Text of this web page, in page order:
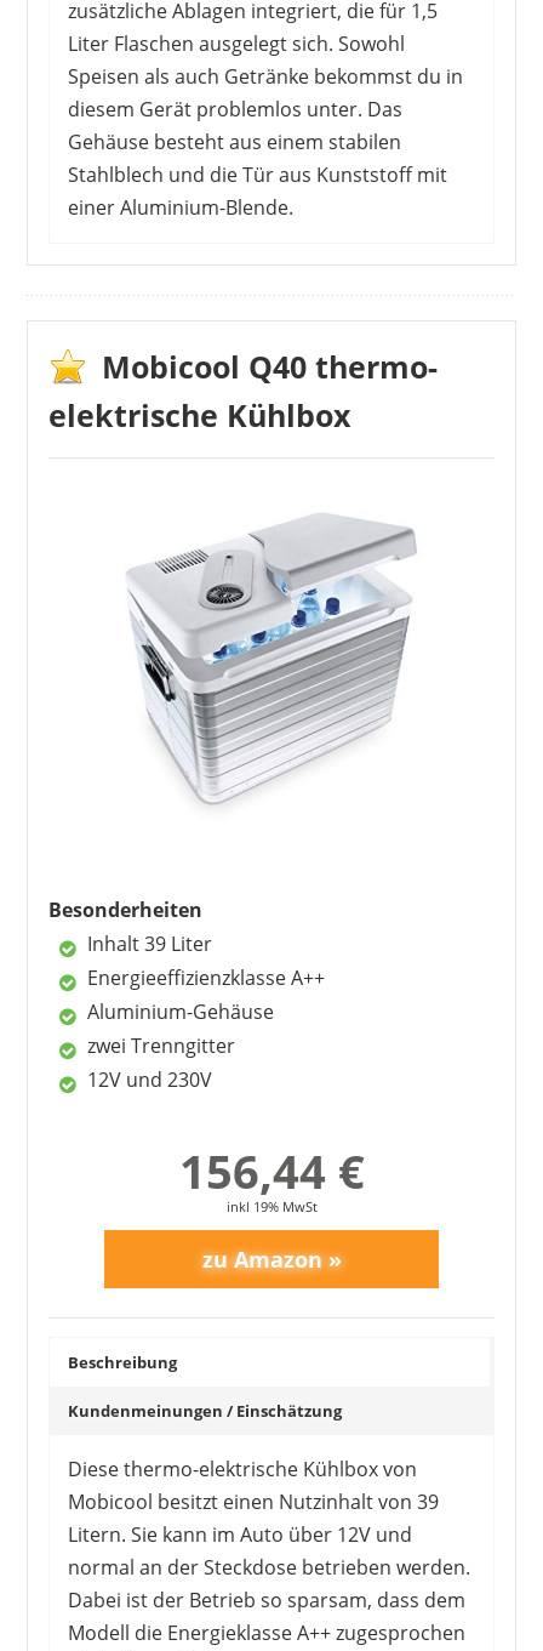
zusätzliche Ablagen integriert, die für 1,5
Liter Flaschen ausgelegt sich. Sowohl
Speisen als auch Getränke bekommst du in
diesem Gerät problemlos unter. Das
Gehäuse besteht aus einem stabilen
Stahlblech und die Tür aus Kunststoff mit
einer Aluminium-Blende.
Manche Kunden nutzen den kleinen
Kühlschrank im Wohnmobil, andere unterwegs.
Mit allen drei Betriebsarten erreicht er eine sehr
gute Kühlleistung. Darüber hinaus ist er gut zu
bedienen und der Türanschlag kann sogar
umgebaut werden. Nach dem ersten
Einschalten ist die Kühlleistung nach etwa 5
Betriebsmodi geht über einen einfachen
Wahlschalter. Von der Kühlleistung sind viele
Kunden sehr positiv überrascht. Sie vermissen
aber eine Lampe, die den Betrieb bestätigt.
Schließlich läuft das Modell sehr geräuscharm
und ist kaum zu hören.
drei Betriebsarten
keine Betriebsgeräusche
Nachteile
keine Kontrolllampe für Betrieb
Mobicool Q40 thermo-
elektrische Kühlbox
Besonderheiten
Inhalt 39 Liter
Energieeffizienzklasse A++
Aluminium-Gehäuse
zwei Trenngitter
12V und 230V
156,44 €
inkl 19% MwSt
Beschreibung
Kundenmeinungen / Einschätzung
Diese thermo-elektrische Kühlbox von
Mobicool besitzt einen Nutzinhalt von 39
Litern. Sie kann im Auto über 12V und
normal an der Steckdose betrieben werden.
Dabei ist der Betrieb so sparsam, dass dem
Modell die Energieklasse A++ zugesprochen